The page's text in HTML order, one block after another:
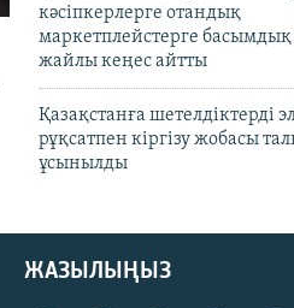
кәсіпкерлерге отандық
маркетплейстерге басымдық
жайлы кеңес айтты
Қазақстанға шетелдіктерді
рұқсатпен кіргізу жобасы
ұсынылды
ЖАЗЫЛЫҢЫЗ